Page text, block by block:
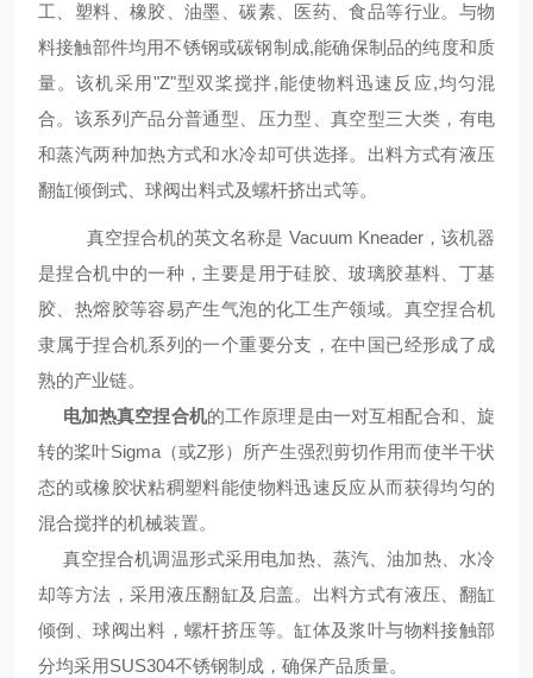
工、塑料、橡胶、油墨、碳素、医药、食品等行业。与物
料接触部件均用不锈钢或碳钢制成,能确保制品的纯度和质
量。该机采用"Z"型双桨搅拌,能使物料迅速反应,均匀混
合。该系列产品分普通型、压力型、真空型三大类，有电
和蒸汽两种加热方式和水冷却可供选择。出料方式有液压
翻缸倾倒式、球阀出料式及螺杆挤出式等。
真空捏合机的英文名称是 Vacuum Kneader，该机器
是捏合机中的一种，主要是用于硅胶、玻璃胶基料、丁基
胶、热熔胶等容易产生气泡的化工生产领域。真空捏合机
隶属于捏合机系列的一个重要分支，在中国已经形成了成
熟的产业链。
电加热真空捏合机的工作原理是由一对互相配合和、旋
转的桨叶Sigma（或Z形）所产生强烈剪切作用而使半干状
态的或橡胶状粘稠塑料能使物料迅速反应从而获得均匀的
混合搅拌的机械装置。
真空捏合机调温形式采用电加热、蒸汽、油加热、水冷
却等方法，采用液压翻缸及启盖。出料方式有液压、翻缸
倾倒、球阀出料，螺杆挤压等。缸体及浆叶与物料接触部
分均采用SUS304不锈钢制成，确保产品质量。